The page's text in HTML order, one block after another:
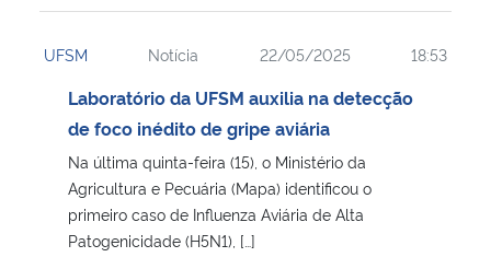
UFSM Notícia 22/05/2025 18:53
Laboratório da UFSM auxilia na detecção
de foco inédito de gripe aviária
Na última quinta-feira (15), o Ministério da
Agricultura e Pecuária (Mapa) identificou o
primeiro caso de Influenza Aviária de Alta
Patogenicidade (H5N1), […]